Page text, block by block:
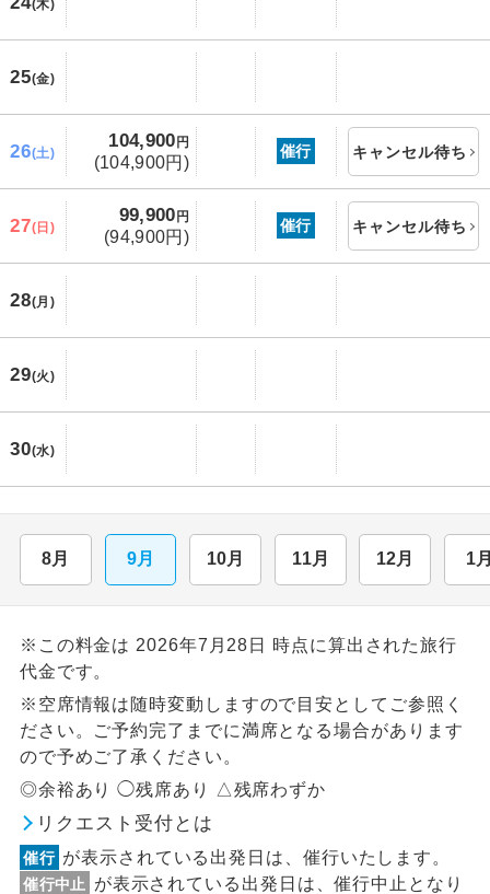
(木)
25(金)
26(土)
104,900 円
(104,900円)
催行 キャンセル待ち
27(日)
99,900 円
(94,900円)
催行 キャンセル待ち
28(月)
29(火)
30(水)
8月 9月 10月 11月 12月 1
※この料金は 2026年7月28日 時点に算出された旅行
代金です。
※空席情報は随時変動しますので目安としてご参照く
ださい。ご予約完了までに満席となる場合があります
ので予めご了承ください。
◎余裕あり ◯残席あり △残席わずか
リクエスト受付とは
催行 が表示されている出発日は、催行いたします。
催行中止
が表示されている出発日は、催行中止となり